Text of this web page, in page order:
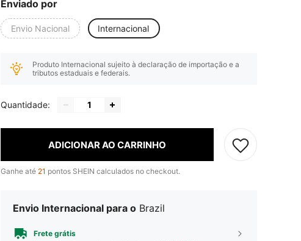
Enviado por
Envio Nacional Internacional
Produto Internacional sujeito à declaração de importação e a
tributos estaduais e federais.
Quantidade:
ADICIONAR AO CARRINHO
Ganhe até 21 pontos SHEIN calculados no checkout.
Envio Internacional para o Brazil
Frete grátis